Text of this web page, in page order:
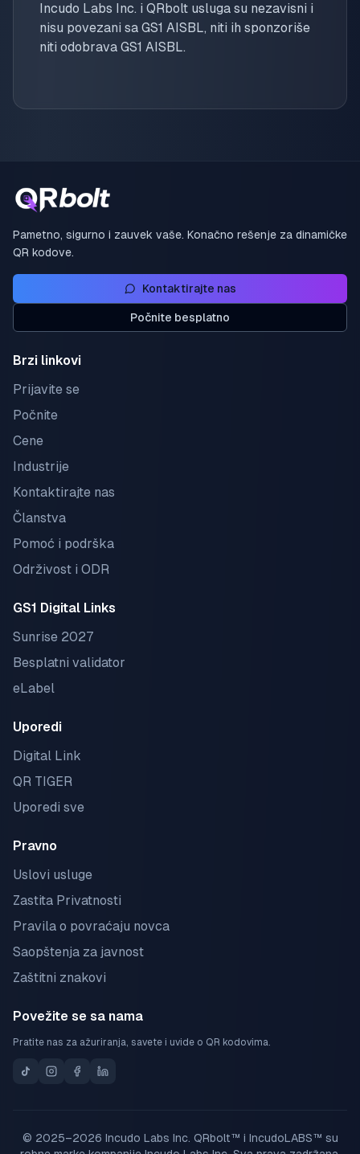
Incudo Labs Inc. i QRbolt usluga su nezavisni i
nisu povezani sa GS1 AISBL, niti ih sponzoriše
niti odobrava GS1 AISBL.
Pametno, sigurno i zauvek vaše. Konačno rešenje za dinamičke
QR kodove.
Kontaktirajte nas
Počnite besplatno
Brzi linkovi
Prijavite se
Počnite
Cene
Industrije
Kontaktirajte nas
Članstva
Pomoć i podrška
Održivost i ODR
GS1 Digital Links
Sunrise 2027
Besplatni validator
eLabel
Uporedi
Digital Link
QR TIGER
Uporedi sve
Pravno
Uslovi usluge
Zastita Privatnosti
Pravila o povraćaju novca
Saopštenja za javnost
Zaštitni znakovi
Povežite se sa nama
Pratite nas za ažuriranja, savete i uvide o QR kodovima.
© 2025–2026 Incudo Labs Inc. QRbolt™ i IncudoLABS™ su